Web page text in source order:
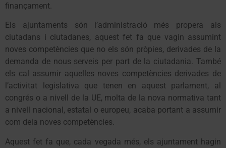
finançament.
Els ajuntaments són l’administració més propera als
ciutadans i ciutadanes, aquest fet fa que vagin assumint
noves competències que no els són pròpies, derivades de la
demanda de nous serveis per part de la ciutadania. També
els cal assumir aquelles noves competències derivades de
l’activitat legislativa que tenen en aquest parlament, al
congrés o a nivell de la UE, molta de la nova normativa tant
a nivell nacional, estatal o europeu, acaba portant a assumir
com deia noves competències.
Aquest fet fa que, cada vegada més, els ajuntament hagin